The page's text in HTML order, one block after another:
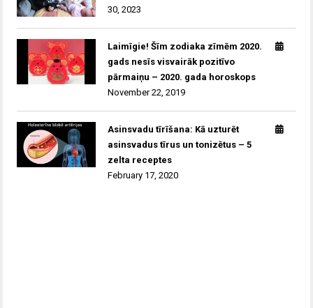
30, 2023
Laimīgie! Šīm zodiaka zīmēm 2020.
gads nesīs visvairāk pozitīvo
pārmaiņu – 2020. gada horoskops
November 22, 2019
Asinsvadu tīrīšana: Kā uzturēt
asinsvadus tīrus un tonizētus – 5
zelta receptes
February 17, 2020